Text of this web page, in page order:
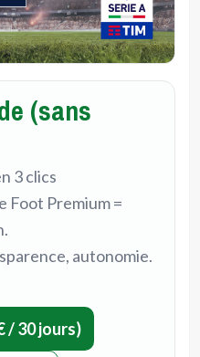
(sans
3 clics
Foot Premium =
autonomie.
/ 30 jours)